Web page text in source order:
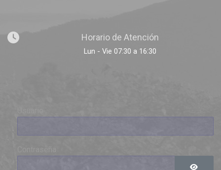
Horario de Atención
Lun - Vie 07:30 a 16:30